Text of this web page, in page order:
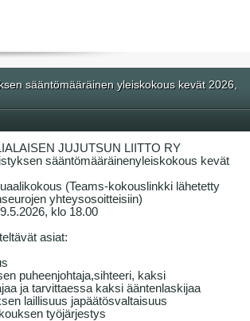
sääntömääräinen yleiskokous kevät 2026,
JUJUTSUN LIITTO RY
sääntömääräinenyleiskokous kevät
(Teams-kokouslinkki lähetetty
yhteysosoitteisiin)
klo 18.00
asiat:
puheenjohtaja,sihteeri, kaksi
ja tarvittaessa kaksi ääntenlaskijaa
laillisuus japäätösvaltaisuus
työjärjestys